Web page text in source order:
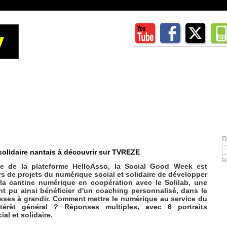
nantais à découvrir sur TVREZE
de la plateforme HelloAsso, la Social Good Week est
de projets du numérique social et solidaire de développer
cantine numérique en coopération avec le Solilab, une
pu ainsi bénéficier d'un coaching personnalisé, dans le
à grandir. Comment mettre le numérique au service du
général ? Réponses multiples, avec 6 portraits
et solidaire.